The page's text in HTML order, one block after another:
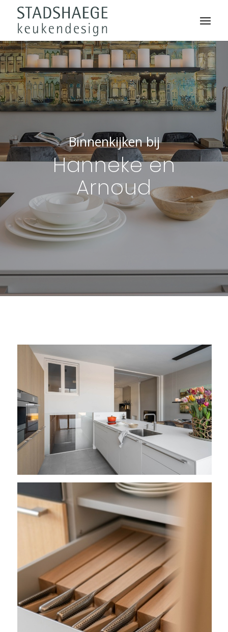
Binnenkijken bij
Hanneke en
Arnoud